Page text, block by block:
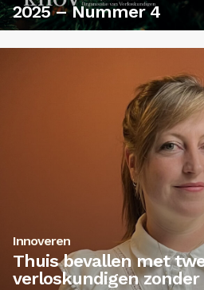
2025 – Nummer 4
Innoveren
Thuis bevallen met
verloskundigen